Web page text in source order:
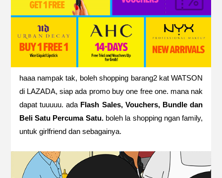
haaa nampak tak, boleh shopping barang2 kat WATSON
di LAZADA, siap ada promo buy one free one. mana nak
dapat tuuuuu. ada Flash Sales, Vouchers, Bundle dan
Beli Satu Percuma Satu.boleh la shopping ngan family,
untuk girlfriend dan sebagainya.